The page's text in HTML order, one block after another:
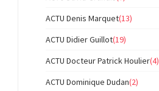
ACTU Denis Marquet(13)
ACTU Didier Guillot(19)
ACTU Docteur Patrick Houlier(4)
ACTU Dominique Dudan(2)